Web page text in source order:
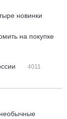
новинки
на покупке
4011